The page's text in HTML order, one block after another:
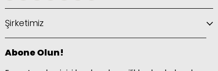
Şirketimiz
Abone Olun!